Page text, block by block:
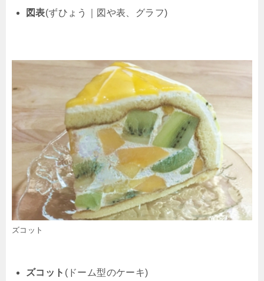
図表(ずひょう｜図や表、グラフ)
ズコット
ズコット (ドーム型のケーキ)